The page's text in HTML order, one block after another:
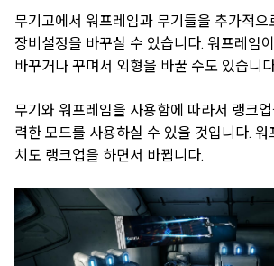
무기고에서 워프레임과 무기들을 추가적으
장비설정을 바꾸실 수 있습니다. 워프레임
바꾸거나 꾸며서 외형을 바꿀 수도 있습니
무기와 워프레임을 사용함에 따라서 랭크
력한 모드를 사용하실 수 있을 것입니다. 워
치도 랭크업을 하면서 바뀝니다.